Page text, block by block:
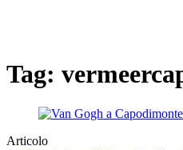
Tag:
Articolo